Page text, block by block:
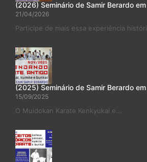
(2026) Seminário de Samir Berardo
21/04/2026
Participe de mais essa experiência
(2025) Seminário de Samir Berardo
15/09/2025
O Muidokan Karate Kenkyukai e...